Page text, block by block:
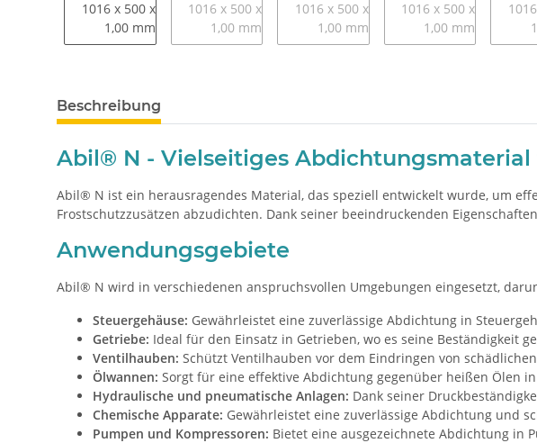
weitere Registerkarten anzeigen
Beschreibung
Abil® N - Vielseitiges
Abil® N ist ein herausragendes Material, das speziell entwickelt wurde, um
Frostschutzzusätzen abzudichten. Dank seiner beeindruckenden
Anwendungsgebiete
Abil® N wird in verschiedenen anspruchsvollen Umgebungen eingesetzt,
Steuergehäuse: Gewährleistet eine zuverlässige Abdichtung in
Getriebe: Ideal für den Einsatz in Getrieben, wo es seine Beständigkeit
Ventilhauben: Schützt Ventilhauben vor dem Eindringen von
Ölwannen: Sorgt für eine effektive Abdichtung gegenüber heißen Ölen
Hydraulische und pneumatische Anlagen: Dank seiner
Chemische Apparate: Gewährleistet eine zuverlässige Abdichtung und
Pumpen und Kompressoren: Bietet eine ausgezeichnete Abdichtung in